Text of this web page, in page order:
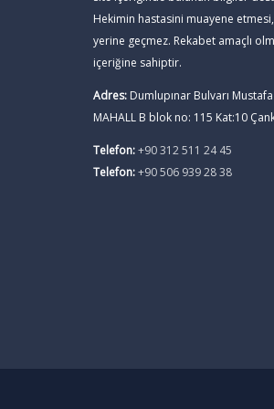
Hekimin hastasini muayene
yerine geçmez. Rekabet amaçlı
içeriğine sahiptir.
Adres: Dumlupınar Bulvarı
MAHALL B blok no: 115 Kat:10
Telefon:+90 312 511 24 45
Telefon:+90 506 939 28 38